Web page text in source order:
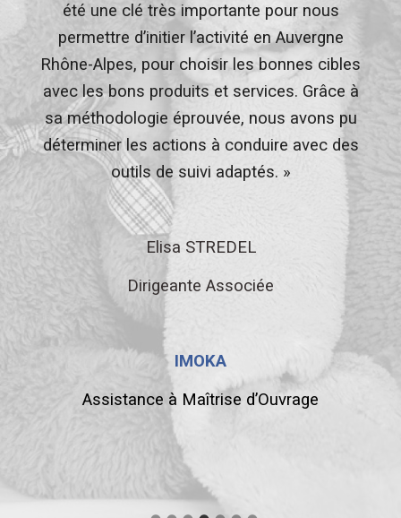
été une clé très importante pour nous
permettre d’initier l’activité en Auvergne
Rhône-Alpes, pour choisir les bonnes cibles
avec les bons produits et services. Grâce à
sa méthodologie éprouvée, nous avons pu
déterminer les actions à conduire avec des
outils de suivi adaptés. »
Elisa STREDEL
Dirigeante Associée
IMOKA
Assistance à Maîtrise d’Ouvrage